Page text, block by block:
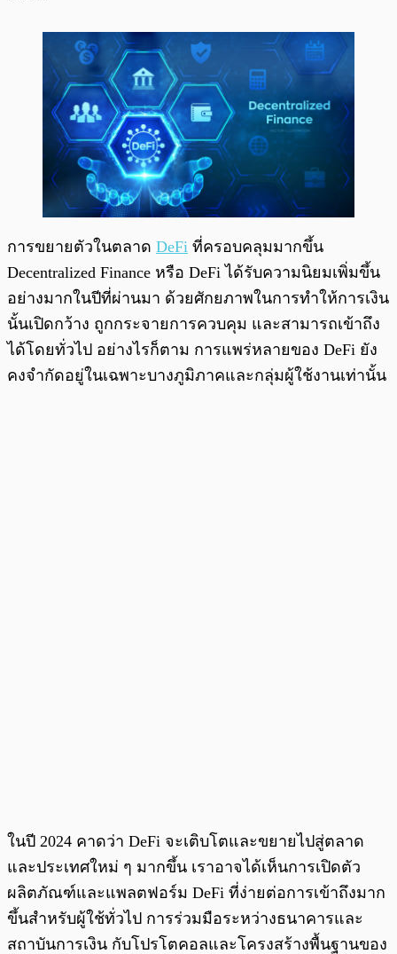
การขยายตัวในตลาด DeFi ที่ครอบคลุมมากขึ้น
Decentralized Finance หรือ DeFi ได้รับความนิยมเพิ่มขึ้น
อย่างมากในปีที่ผ่านมา ด้วยศักยภาพในการทำให้การเงิน
นั้นเปิดกว้าง ถูกกระจายการควบคุม และสามารถเข้าถึง
ได้โดยทั่วไป อย่างไรก็ตาม การแพร่หลายของ DeFi ยัง
คงจำกัดอยู่ในเฉพาะบางภูมิภาคและกลุ่มผู้ใช้งานเท่านั้น
ในปี 2024 คาดว่า DeFi จะเติบโตและขยายไปสู่ตลาด
และประเทศใหม่ ๆ มากขึ้น เราอาจได้เห็นการเปิดตัว
ผลิตภัณฑ์และแพลตฟอร์ม DeFi ที่ง่ายต่อการเข้าถึงมาก
ขึ้นสำหรับผู้ใช้ทั่วไป การร่วมมือระหว่างธนาคารและ
สถาบันการเงิน กับโปรโตคอลและโครงสร้างพื้นฐานของ